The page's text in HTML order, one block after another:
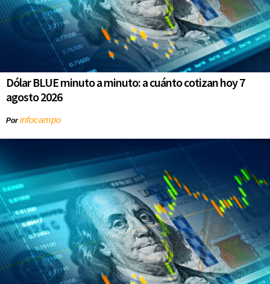
Dólar BLUE minuto a minuto: a cuánto cotizan hoy 7
agosto 2026
Porinfocampo